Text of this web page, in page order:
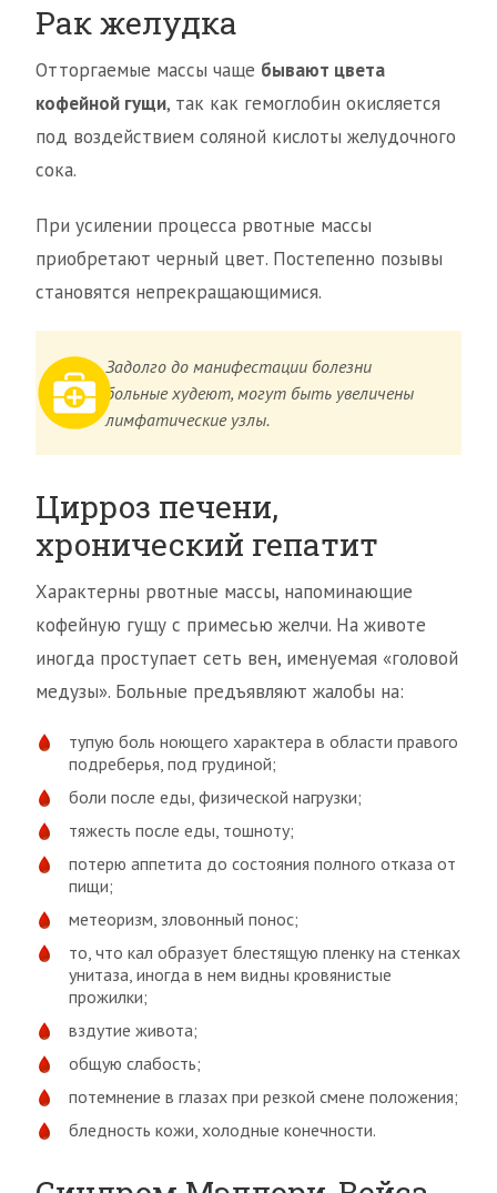
Рак желудка
Отторгаемые массы чаще бывают цвета
кофейной гущи, так как гемоглобин окисляется
под воздействием соляной кислоты желудочного
сока.
При усилении процесса рвотные массы
приобретают черный цвет. Постепенно позывы
становятся непрекращающимися.
Задолго до манифестации болезни
больные худеют, могут быть увеличены
лимфатические узлы.
Цирроз печени,
хронический гепатит
Характерны рвотные массы, напоминающие
кофейную гущу с примесью желчи. На животе
иногда проступает сеть вен, именуемая «головой
медузы». Больные предъявляют жалобы на:
тупую боль ноющего характера в области правого
подреберья, под грудиной;
боли после еды, физической нагрузки;
тяжесть после еды, тошноту;
потерю аппетита до состояния полного отказа от
пищи;
метеоризм, зловонный понос;
то, что кал образует блестящую пленку на стенках
унитаза, иногда в нем видны кровянистые
прожилки;
вздутие живота;
общую слабость;
потемнение в глазах при резкой смене положения;
бледность кожи, холодные конечности.